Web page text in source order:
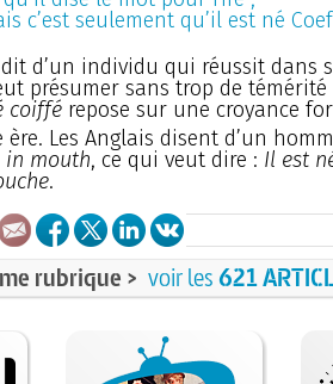
c’est seulement qu’il est né
d’un individu qui réussit dans
présumer sans trop de
coiffé repose sur une croyance
ère. Les Anglais disent d’un
in mouth, ce qui veut dire : Il est
.
rubrique > voir les621